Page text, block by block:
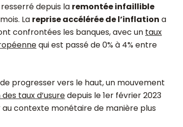
depuis la remontée infaillible
La reprise accélérée de l’inflation a
confrontées les banques, avec un taux
qui est passé de 0% à 4% entre
progresser vers le haut, un mouvement
taux d’usuredepuis le 1er février 2023
contexte monétaire de manière plus